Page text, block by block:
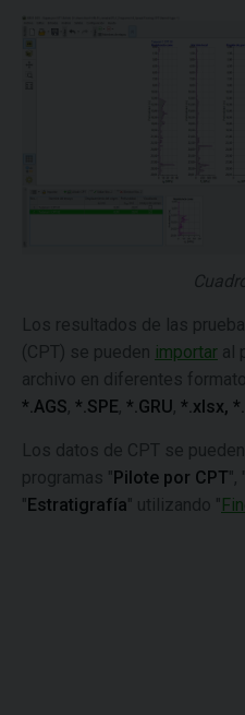
Los resultados de las
(CPT) se pueden importar al
archivo en diferentes
*.AGS, *.SPE, *.GRU, *.xlsx,
Los datos de CPT se
programas " Pilote por CPT", "
" Estratigrafía" utilizando "